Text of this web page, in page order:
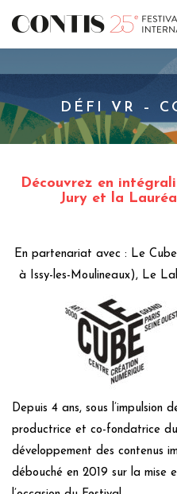
DÉFI VR –
Découvrez en
Jury et la
En partenariat avec : Le
à Issy-les-Moulineaux), Le
Depuis 4 ans, sous l’impulsion
productrice et co-fondatrice
développement des contenus
débouché en 2019 sur la mise